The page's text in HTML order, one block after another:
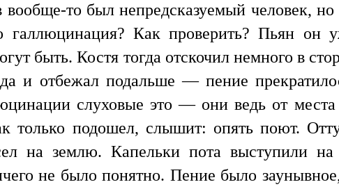
то был непредсказуемый человек,
Как проверить? Пьян он
быть. Костя тогда отскочил немного в
и отбежал подальше — пение
слуховые это — они ведь от
только подошел, слышит: опять поют.
на землю. Капельки пота выступили
не было понятно. Пение было